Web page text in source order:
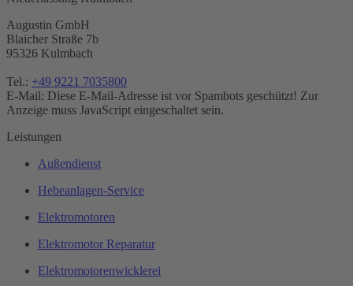
Augustin GmbH
Blaicher Straße 7b
95326 Kulmbach
Tel.: +49 9221 7035800
E-Mail: Diese E-Mail-Adresse ist vor Spambots geschützt! Zur
Anzeige muss JavaScript eingeschaltet sein.
Leistungen
Außendienst
Hebeanlagen-Service
Elektromotoren
Elektromotor Reparatur
Elektromotorenwicklerei